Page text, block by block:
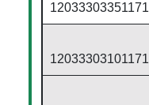
12033303351171
12033303101171